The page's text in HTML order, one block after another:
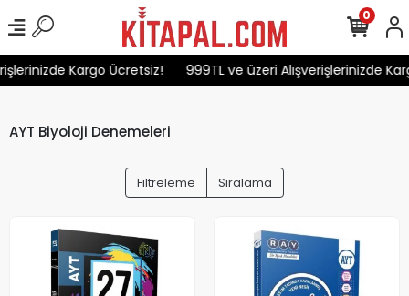
Kargo Ücretsiz! 999TL ve üzeri Alışverişlerinizde
0
AYT Biyoloji Denemeleri
Filtreleme Sıralama